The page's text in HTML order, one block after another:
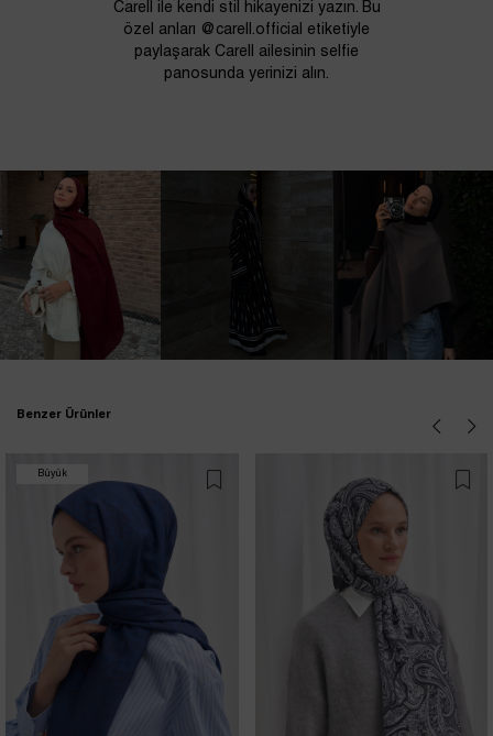
Carell ile kendi stil hikayenizi yazın. Bu
özel anları @carell.official etiketiyle
paylaşarak Carell ailesinin selfie
panosunda yerinizi alın.
Benzer Ürünler
Büyük